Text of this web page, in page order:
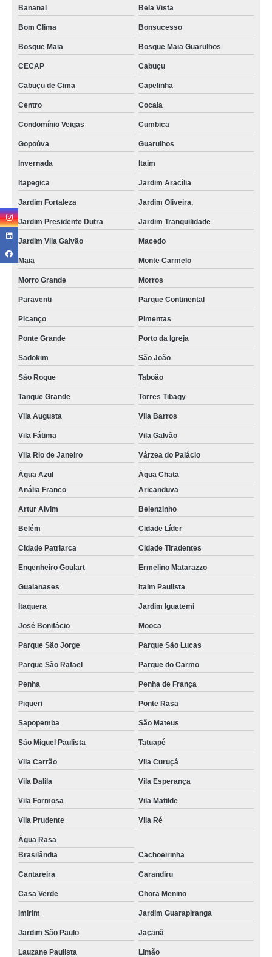
Bananal Bela Vista
Bom Clima Bonsucesso
Bosque Maia Bosque Maia Guarulhos
CECAP Cabuçu
Cabuçu de Cima Capelinha
Centro Cocaia
Condomínio Veigas Cumbica
Gopoúva Guarulhos
Invernada Itaim
Itapegica Jardim Aracília
Jardim Fortaleza Jardim Oliveira,
Jardim Presidente Dutra Jardim Tranquilidade
Jardim Vila Galvão Macedo
Maia Monte Carmelo
Morro Grande Morros
Paraventi Parque Continental
Picanço Pimentas
Ponte Grande Porto da Igreja
Sadokim São João
São Roque Taboão
Tanque Grande Torres Tibagy
Vila Augusta Vila Barros
Vila Fátima Vila Galvão
Vila Rio de Janeiro Várzea do Palácio
Água Azul
Água Chata
Anália Franco
Aricanduva
Artur Alvim Belenzinho
Belém Cidade Líder
Cidade Patriarca Cidade Tiradentes
Engenheiro Goulart Ermelino Matarazzo
Guaianases Itaim Paulista
Itaquera Jardim Iguatemi
José Bonifácio Mooca
Parque São Jorge Parque São Lucas
Parque São Rafael Parque do Carmo
Penha Penha de França
Piqueri Ponte Rasa
Sapopemba São Mateus
São Miguel Paulista Tatuapé
Vila Carrão Vila Curuçá
Vila Dalila Vila Esperança
Vila Formosa Vila Matilde
Vila Prudente Vila Ré
Água Rasa
Brasilândia
Cachoeirinha
Cantareira Carandiru
Casa Verde Chora Menino
Imirim Jardim Guarapiranga
Jardim São Paulo Jaçanã
Lauzane Paulista Limão